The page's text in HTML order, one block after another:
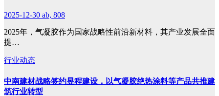
2025-12-30 ab, 808
2025年，气凝胶作为国家战略性前沿新材料，其产业发展全面
提…
行业动态
中南建材战略签约昱程建设，以气凝胶绝热涂料等产品共推建
筑行业转型